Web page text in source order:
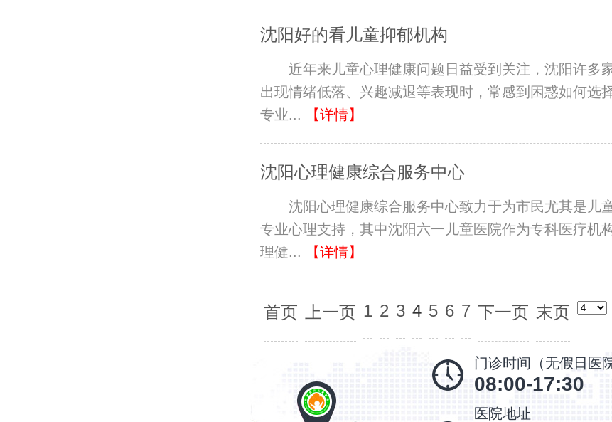
沈阳好的看儿童抑郁机构
近年来儿童心理健康问题日益受到关注，沈阳许多
出现情绪低落、兴趣减退等表现时，常感到困惑如何选
专业...
【详情】
沈阳心理健康综合服务中心
沈阳心理健康综合服务中心致力于为市民尤其是儿
专业心理支持，其中沈阳六一儿童医院作为专科医疗机
理健...
【详情】
首页 上一页 1 2 3 4 5 6 7 下一页 末页
门诊时间（无假日医院
08:00-17:30
医院地址